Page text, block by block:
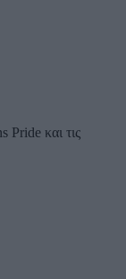
Pride και τις